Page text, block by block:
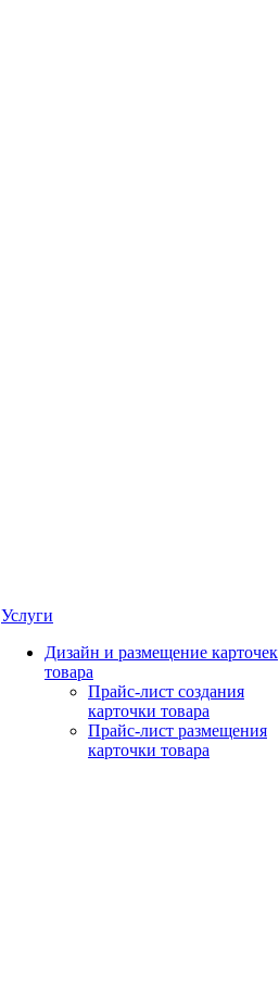
Услуги
Дизайн и размещение карточек
товара
Прайс-лист создания
карточки товара
Прайс-лист размещения
карточки товара